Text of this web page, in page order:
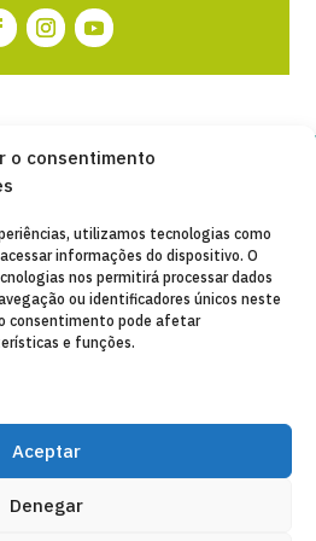
o consentimento
utilizamos tecnologias como
informações do dispositivo. O
nos permitirá processar dados
ou identificadores únicos neste
consentimento pode afetar
e funções.
Aceptar
Denegar
AVISO LEGAL
DE PRIVACIDADE
COLABORADORAS
ELETRÔNICO